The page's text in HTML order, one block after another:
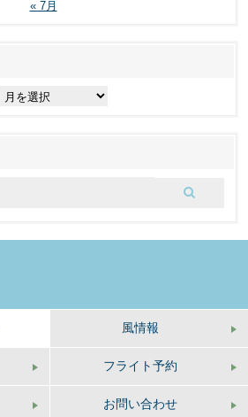
« 7月
風情報
フライト予約
お問い合わせ